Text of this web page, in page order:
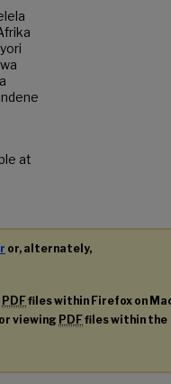
at
or, alternately,
PDFfiles within Firefox on
viewing PDFfiles within the